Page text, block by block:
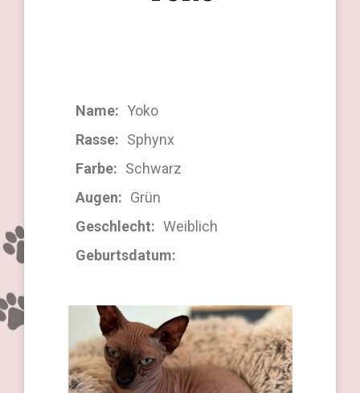
Name: Yoko
Rasse: Sphynx
Farbe: Schwarz
Augen: Grün
Geschlecht: Weiblich
Geburtsdatum: